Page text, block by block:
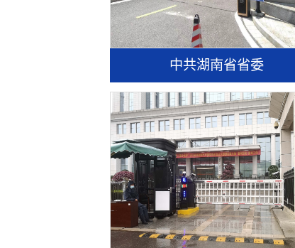
中共湖南省省委